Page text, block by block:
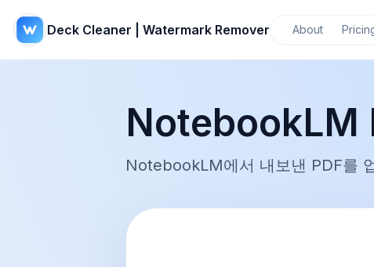
Deck Cleaner | Watermark Remover About
NotebookLM
NotebookLM에서 내보낸 PDF를